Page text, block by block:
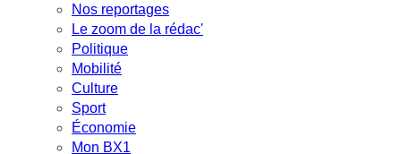
Nos reportages
Le zoom de la rédac'
Politique
Mobilité
Culture
Sport
Économie
Mon BX1